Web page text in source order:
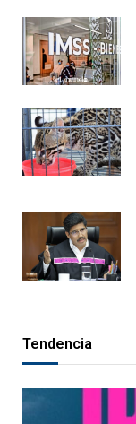
Tendencia